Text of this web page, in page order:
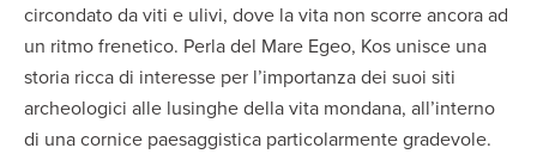
circondato da viti e ulivi, dove la vita non scorre ancora ad
un ritmo frenetico. Perla del Mare Egeo, Kos unisce una
storia ricca di interesse per l’importanza dei suoi siti
archeologici alle lusinghe della vita mondana, all’interno
di una cornice paesaggistica particolarmente gradevole.